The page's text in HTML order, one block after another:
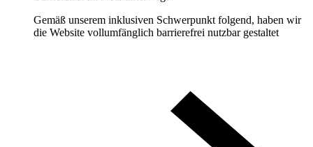
Gemäß unserem inklusiven Schwerpunkt folgend, haben wir
die Website vollumfänglich barrierefrei nutzbar gestaltet